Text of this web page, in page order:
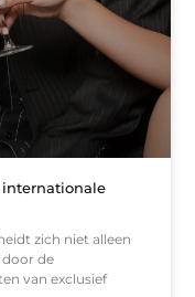
internationale
zich niet alleen
de
van exclusief